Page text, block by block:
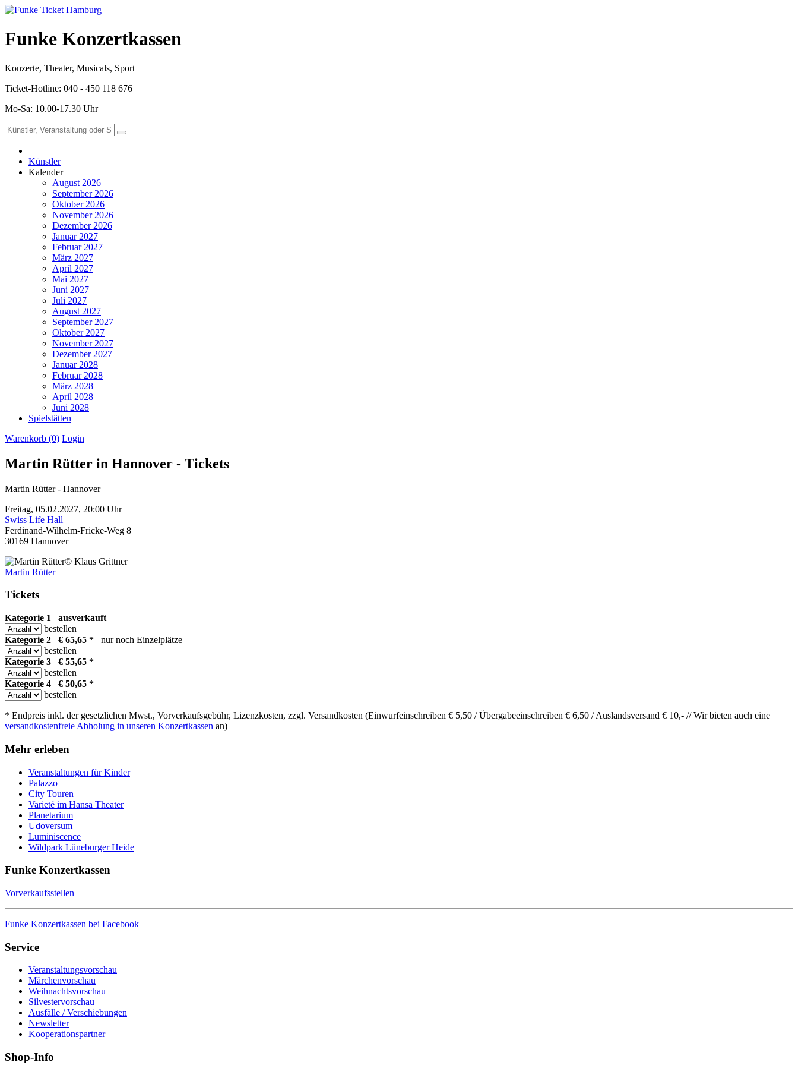
Funke Konzertkassen
Konzerte, Theater, Musicals, Sport
Ticket-Hotline: 040 - 450 118 676
Mo-Sa: 10.00-17.30 Uhr
Künstler
Kalender
August 2026
September 2026
Oktober 2026
November 2026
Dezember 2026
Januar 2027
Februar 2027
März 2027
April 2027
Mai 2027
Juni 2027
Juli 2027
August 2027
September 2027
Oktober 2027
November 2027
Dezember 2027
Januar 2028
Februar 2028
März 2028
April 2028
Juni 2028
Spielstätten
Warenkorb (0) Login
Martin Rütter in Hannover - Tickets
Martin Rütter - Hannover
Freitag, 05.02.2027, 20:00 Uhr
Swiss Life Hall
Ferdinand-Wilhelm-Fricke-Weg 8
30169 Hannover
© Klaus Grittner
Martin Rütter
Tickets
Kategorie 1 ausverkauft
bestellen
Kategorie 2 € 65,65 * nur noch Einzelplätze
bestellen
Kategorie 3 € 55,65 *
bestellen
Kategorie 4 € 50,65 *
bestellen
* Endpreis inkl. der gesetzlichen Mwst., Vorverkaufsgebühr, Lizenzkosten, zzgl. Versandkosten (Einwurfeinschreiben € 5,50 / Übergabeeinschreiben € 6,50 / Auslandsversand € 10,- // Wir bieten auch eine
versandkostenfreie Abholung in unseren Konzertkassen an)
Mehr erleben
Veranstaltungen für Kinder
Palazzo
City Touren
Varieté im Hansa Theater
Planetarium
Udoversum
Luminiscence
Wildpark Lüneburger Heide
Funke Konzertkassen
Vorverkaufsstellen
Funke Konzertkassen bei Facebook
Service
Veranstaltungsvorschau
Märchenvorschau
Weihnachtsvorschau
Silvestervorschau
Ausfälle / Verschiebungen
Newsletter
Kooperationspartner
Shop-Info